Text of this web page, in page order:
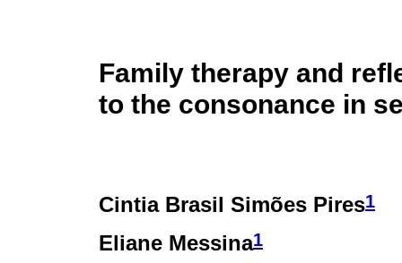
Family therapy and
to the consonance in
Cintia Brasil Simões Pires1
Eliane Messina1